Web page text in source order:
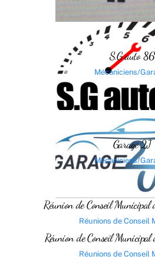
S.G auto 86
Mécaniciens/
Garage 2J
Mécaniciens/
Réunion de Conseil
Réunions de Conseil
Réunion de Conseil
Réunions de Conseil